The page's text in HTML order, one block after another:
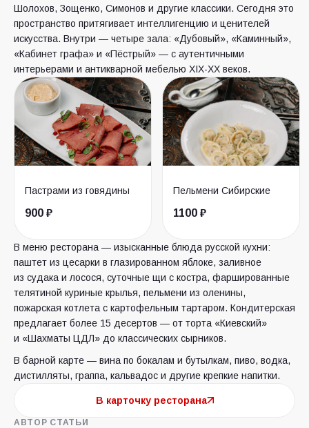
Шолохов, Зощенко, Симонов и другие классики. Сегодня это
пространство притягивает интеллигенцию и ценителей
искусства. Внутри — четыре зала: «Дубовый», «Каминный»,
«Кабинет графа» и «Пёстрый» — с аутентичными
интерьерами и антикварной мебелью XIX-XX веков.
Пастрами из говядины
900 ₽
Пельмени Сибирские
1100 ₽
В меню ресторана — изысканные блюда русской кухни:
паштет из цесарки в глазированном яблоке, заливное
из судака и лосося, суточные щи с костра, фаршированные
телятиной куриные крылья, пельмени из оленины,
пожарская котлета с картофельным тартаром. Кондитерская
предлагает более 15 десертов — от торта «Киевский»
и «Шахматы ЦДЛ» до классических сырников.
В барной карте — вина по бокалам и бутылкам, пиво, водка,
дистилляты, граппа, кальвадос и другие крепкие напитки.
В карточку ресторана
АВТОР СТАТЬИ